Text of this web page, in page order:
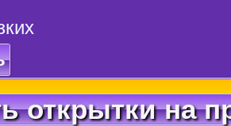
открытки на